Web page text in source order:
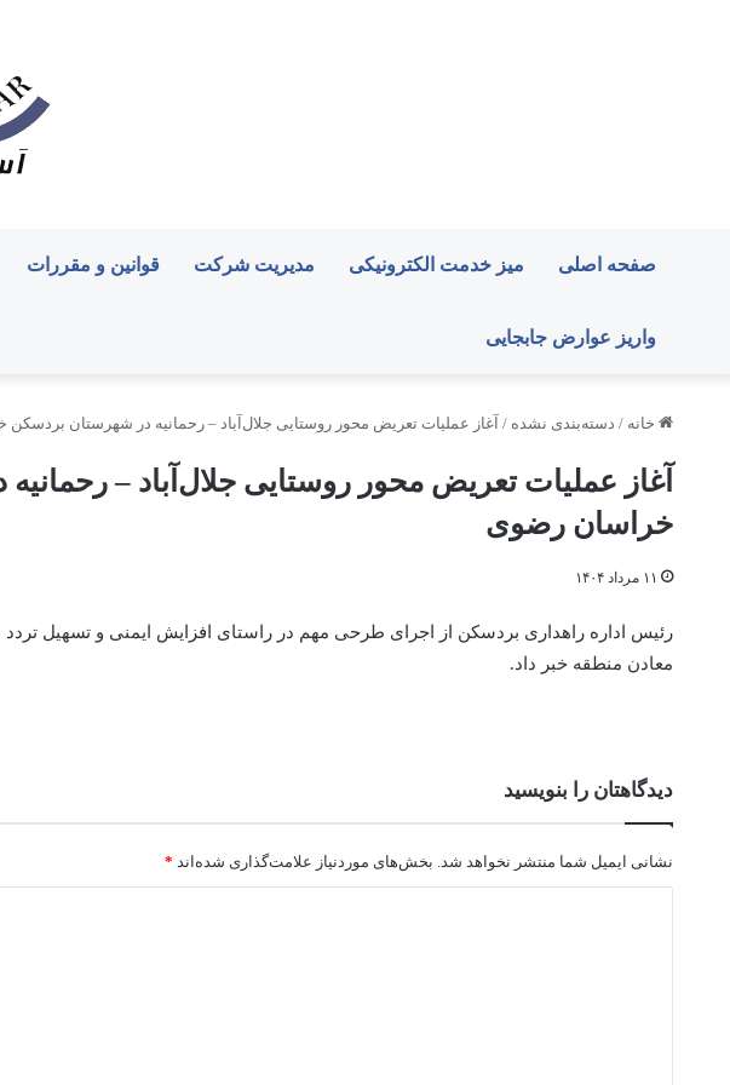
صفحه اصلی میز خدمت الکترونیکی مدیریت شرکت قوانین و مقررات
واریز عوارض جابجایی
خانه / دسته‌بندی نشده / آغاز عملیات تعریض محور روستایی جلال‌آباد – رحمانیه در شهرستان
آغاز عملیات تعریض محور روستایی جلال‌آباد –
خراسان رضوی
۱۱ مرداد ۱۴۰۴
رئیس اداره راهداری بردسکن از اجرای طرحی مهم در راستای افزایش ایمنی و تسهیل
معادن منطقه خبر داد.
دیدگاهتان را بنویسید
نشانی ایمیل شما منتشر نخواهد شد. بخش‌های موردنیاز علامت‌گذاری شده‌اند *